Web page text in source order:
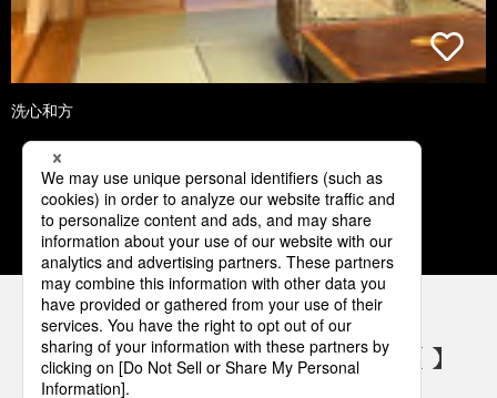
洗心和方
1 2 3 4 5
パナソニックの電気設備 SNSアカウント